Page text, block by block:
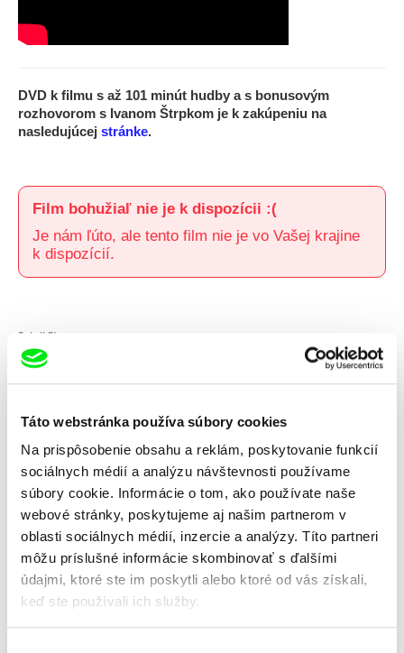
Táto webstránka používa súbory cookies
Na prispôsobenie obsahu a reklám, poskytovanie funkcií
sociálnych médií a analýzu návštevnosti používame
súbory cookie. Informácie o tom, ako používate naše
webové stránky, poskytujeme aj našim partnerom v
oblasti sociálnych médií, inzercie a analýzy. Títo partneri
môžu príslušné informácie skombinovať s ďalšími
údajmi, ktoré ste im poskytli alebo ktoré od vás získali,
keď ste používali ich služby.
DVD k filmu s až 101 minút hudby a s bonusovým
rozhovorom s Ivanom Štrpkom je k zakúpeniu na
nasledujúcej stránke.
Film bohužiaľ nie je k dispozícii :(
Je nám ľúto, ale tento film nie je vo Vašej krajine
k dispozícií.
Originálny názov
Dežo Ursiny 70
Maroš Šlapeta
Scenár
Jakub Ursiny
Kamera
Ján Meliš
Strih
Matej Beneš
Zvuk
Igor Baar
Minutáž
62 min (46-90 min.)
Rok výroby
2018
Krajina pôvodu
Slovensko
Farba
Farebný
Punkchart Films